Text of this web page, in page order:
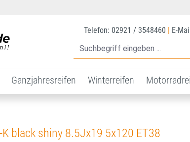
Telefon: 02921 / 3548460 E-
Ganzjahresreifen Winterreifen
K black shiny 8.5Jx19 5x120 ET38